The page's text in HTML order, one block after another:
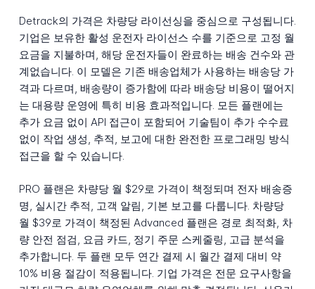
Detrack의 가격은 차량당 라이선싱을 중심으로 구성됩니다.
기업은 보유한 활성 운전자 라이선스 수를 기준으로 고정 월
요금을 지불하며, 해당 운전자들이 완료하는 배송 건수와 관
계없습니다. 이 모델은 기존 배송업체가 사용하는 배송당 가
격과 다르며, 배송량이 증가함에 따라 배송당 비용이 떨어지
는 대용량 운영에 특히 비용 효과적입니다. 모든 플랜에는
추가 요금 없이 API 접근이 포함되어 기술팀이 추가 수수료
없이 작업 생성, 추적, 보고에 대한 완전한 프로그래밍 방식
접근을 할 수 있습니다.
PRO 플랜은 차량당 월 $29로 가격이 책정되며 전자 배송증
명, 실시간 추적, 고객 알림, 기본 보고를 다룹니다. 차량당
월 $39로 가격이 책정된 Advanced 플랜은 경로 최적화, 차
량 안전 점검, 요금 카드, 정기 주문 스케줄링, 고급 분석을
추가합니다. 두 플랜 모두 연간 결제 시 월간 결제 대비 약
10% 비용 절감이 적용됩니다. 기업 가격은 전문 요구사항을